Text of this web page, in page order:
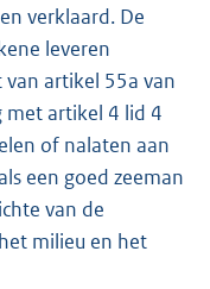
verklaard. De
leveren
artikel 55a van
met artikel 4 lid 4
of nalaten aan
een goed zeeman
van de
milieu en het